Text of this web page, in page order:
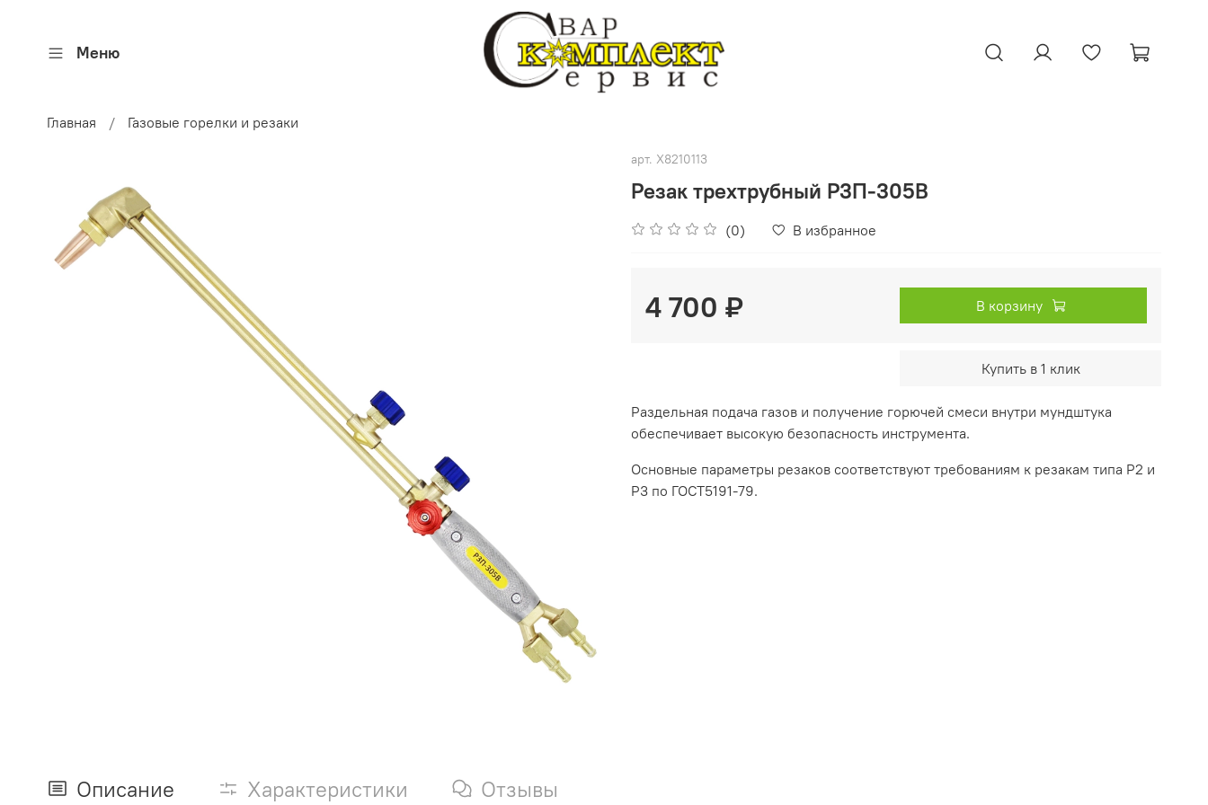
Меню
Главная Газовые горелки и резаки
арт. X8210113
Резак трехтрубный Р3П-305В
(0) В избранное
4 700 ₽ В корзину
Купить в 1 клик
Раздельная подача газов и получение горючей смеси внутри мундштука
обеспечивает высокую безопасность инструмента.
Основные параметры резаков соответствуют требованиям к резакам типа Р2 и
Р3 по ГОСТ5191-79.
Описание Характеристики Отзывы